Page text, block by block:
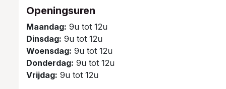
Openingsuren
Maandag: 9u tot 12u
Dinsdag: 9u tot 12u
Woensdag: 9u tot 12u
Donderdag: 9u tot 12u
Vrijdag: 9u tot 12u